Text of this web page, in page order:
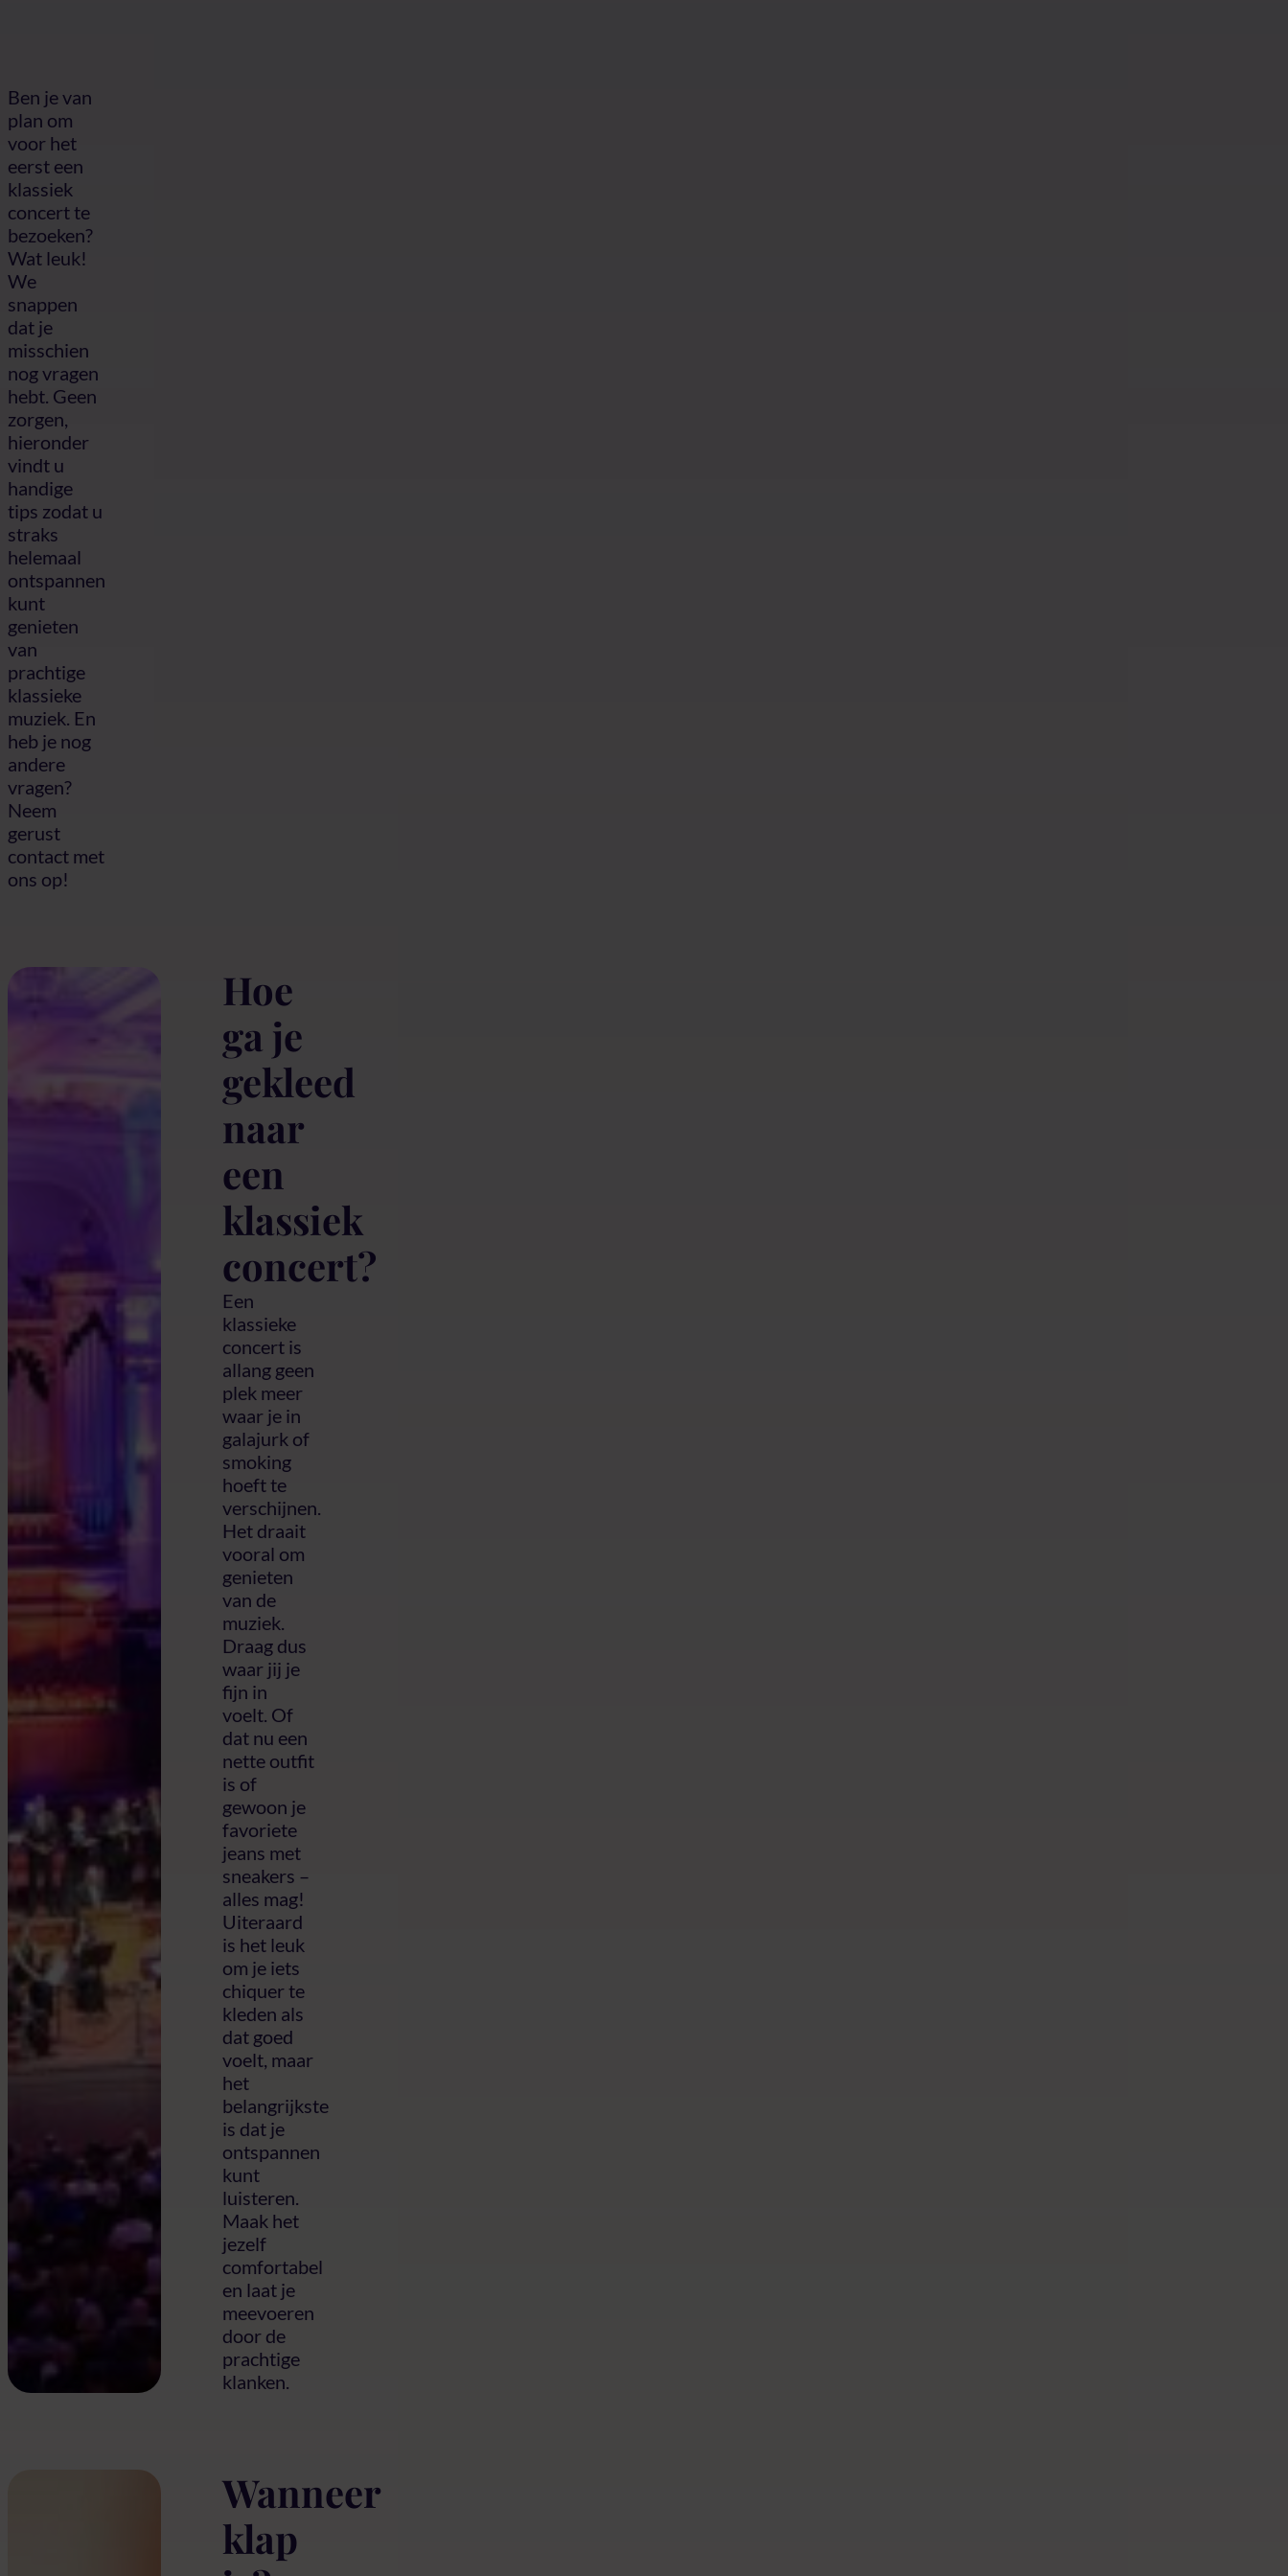
Ben je van
plan om
voor het
eerst een
klassiek
concert te
bezoeken?
Wat leuk!
We
snappen
dat je
misschien
nog vragen
hebt. Geen
zorgen,
hieronder
vindt u
handige
tips zodat u
straks
helemaal
ontspannen
kunt
genieten
van
prachtige
klassieke
muziek. En
heb je nog
andere
vragen?
Neem
gerust
contact met
ons op!
Hoe
ga je
gekleed
naar
een
klassiek
concert?
Een
klassieke
concert is
allang geen
plek meer
waar je in
galajurk of
smoking
hoeft te
verschijnen.
Het draait
vooral om
genieten
van de
muziek.
Draag dus
waar jij je
fijn in
voelt. Of
dat nu een
nette outfit
is of
gewoon je
favoriete
jeans met
sneakers –
alles mag!
Uiteraard
is het leuk
om je iets
chiquer te
kleden als
dat goed
voelt, maar
het
belangrijkste
is dat je
ontspannen
kunt
luisteren.
Maak het
jezelf
comfortabel
en laat je
meevoeren
door de
prachtige
klanken.
Wanneer
klap